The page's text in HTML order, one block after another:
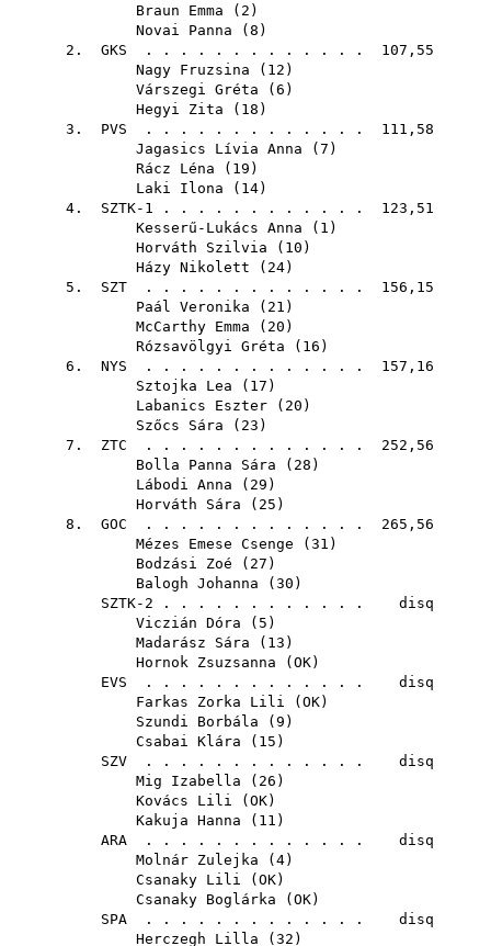
Braun Emma ( 2 )
Novai Panna ( 8 )
2. GKS . . . . . . . . . . . . . 107,55
Nagy Fruzsina ( 12 )
Várszegi Gréta ( 6 )
Hegyi Zita ( 18 )
3. PVS . . . . . . . . . . . . . 111,58
Jagasics Lívia Anna ( 7 )
Rácz Léna ( 19 )
Laki Ilona ( 14)
4. SZTK-1 . . . . . . . . . . . . 123,51
Kesserű-Lukács Anna ( 1 )
Horváth Szilvia ( 10 )
Házy Nikolett ( 24)
5. SZT . . . . . . . . . . . . . 156,15
Paál Veronika ( 21 )
McCarthy Emma ( 20 )
Rózsavölgyi Gréta ( 16 )
6. NYS . . . . . . . . . . . . . 157,16
Sztojka Lea ( 17 )
Labanics Eszter ( 20 )
Szőcs Sára ( 23 )
7. ZTC . . . . . . . . . . . . . 252,56
Bolla Panna Sára ( 28 )
Lábodi Anna ( 29 )
Horváth Sára ( 25 )
8. GOC . . . . . . . . . . . . . 265,56
Mézes Emese Csenge ( 31 )
Bodzási Zoé ( 27 )
Balogh Johanna ( 30 )
SZTK-2 . . . . . . . . . . . . disq
Viczián Dóra ( 5 )
Madarász Sára ( 13 )
Hornok Zsuzsanna ( OK)
EVS . . . . . . . . . . . . . disq
Farkas Zorka Lili ( OK)
Szundi Borbála ( 9 )
Csabai Klára ( 15 )
SZV . . . . . . . . . . . . . disq
Mig Izabella ( 26 )
Kovács Lili ( OK)
Kakuja Hanna ( 11 )
ARA . . . . . . . . . . . . . disq
Molnár Zulejka ( 4)
Csanaky Lili ( OK)
Csanaky Boglárka ( OK)
SPA . . . . . . . . . . . . . disq
Herczegh Lilla ( 32 )